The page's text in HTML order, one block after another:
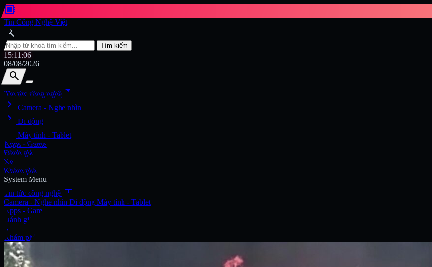
developer_board
Tin Công Nghệ Việt
search
Tìm kiếm
15:11:09
08/08/2026
search
search
Tin tức công nghệarrow_drop_down
chevron_right
Camera - Nghe nhìn
chevron_right Di động
Máy tính - Tablet
Apps - Game
Đánh giá
Xe
Khám phá
System Menu
Tin tức công nghệ add
Camera - Nghe nhìn Di động Máy tính - Tablet
Apps - Game
Đánh giá
Xe
Khám phá